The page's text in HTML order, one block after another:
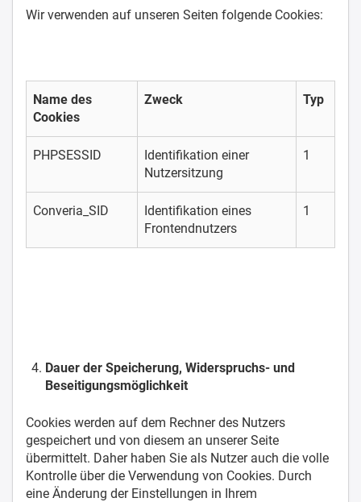
Wir verwenden auf unseren Seiten folgende Cookies:
Name des
Cookies
Zweck Typ
PHPSESSID
Identifikation einer
Nutzersitzung
1
Converia_SID
Identifikation eines
Frontendnutzers
1
Dauer der Speicherung, Widerspruchs- und
Beseitigungsmöglichkeit
Cookies werden auf dem Rechner des Nutzers
gespeichert und von diesem an unserer Seite
übermittelt. Daher haben Sie als Nutzer auch die volle
Kontrolle über die Verwendung von Cookies. Durch
eine Änderung der Einstellungen in Ihrem